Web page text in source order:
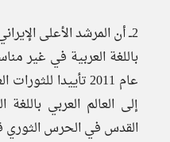
2ــ أن المرشد الأعلى
باللغة العربية في غير
عام 2011 تأييدا
إلى العالم العربي
القدس في الحرس الثوري